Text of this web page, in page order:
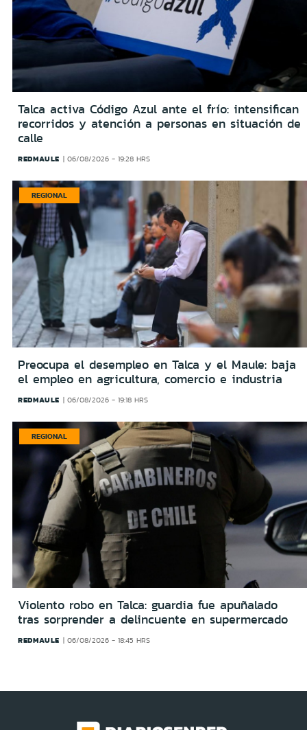
Talca activa Código Azul ante el frío: intensifican
recorridos y atención a personas en situación de
calle
REDMAULE 06/08/2026 - 19:28 HRS
REGIONAL
Preocupa el desempleo en Talca y el Maule: baja
el empleo en agricultura, comercio e industria
REDMAULE 06/08/2026 - 19:18 HRS
REGIONAL
Violento robo en Talca: guardia fue apuñalado
tras sorprender a delincuente en supermercado
REDMAULE 06/08/2026 - 18:45 HRS